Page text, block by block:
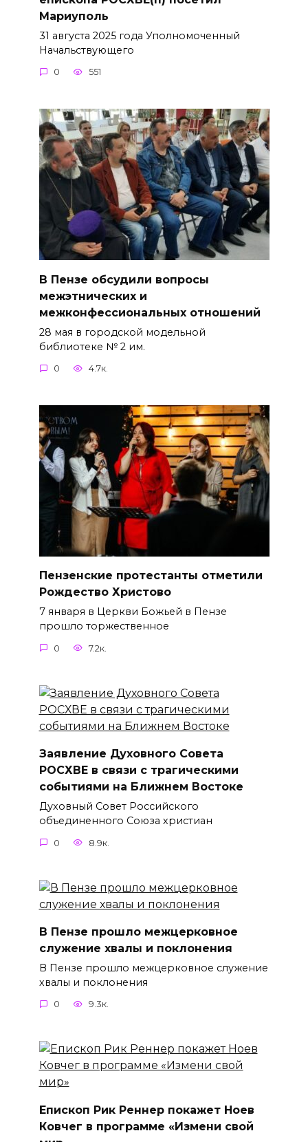
Мариуполь
31 августа 2025 года Уполномоченный
Начальствующего
0 551
В Пензе обсудили вопросы
межэтнических и
межконфессиональных отношений
28 мая в городской модельной
библиотеке № 2 им.
0 4.7к.
Пензенские протестанты отметили
Рождество Христово
7 января в Церкви Божьей в Пензе
прошло торжественное
0 7.2к.
Заявление Духовного Совета
РОСХВЕ в связи с трагическими
событиями на Ближнем Востоке
Духовный Совет Российского
объединенного Союза христиан
0 8.9к.
В Пензе прошло межцерковное
служение хвалы и поклонения
В Пензе прошло межцерковное служение
хвалы и поклонения
0 9.3к.
Епископ Рик Реннер покажет Ноев
Ковчег в программе «Измени свой